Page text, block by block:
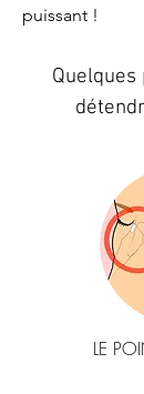
puissant !
LE